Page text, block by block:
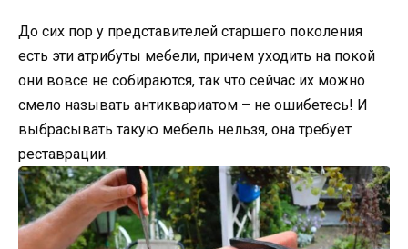
До сих пор у представителей старшего поколения
есть эти атрибуты мебели, причем уходить на покой
они вовсе не собираются, так что сейчас их можно
смело называть антиквариатом – не ошибетесь! И
выбрасывать такую мебель нельзя, она требует
реставрации.